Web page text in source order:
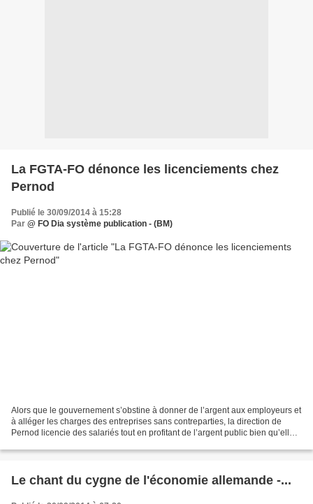
La FGTA-FO dénonce les licenciements chez
Pernod
Publié le 30/09/2014 à 15:28
Par @ FO Dia système publication - (BM)
Alors que le gouvernement s’obstine à donner de l’argent aux employeurs et
à alléger les charges des entreprises sans contreparties, la direction de
Pernod licencie des salariés tout en profitant de l’argent public bien qu’elle
Le chant du cygne de l'économie allemande -...